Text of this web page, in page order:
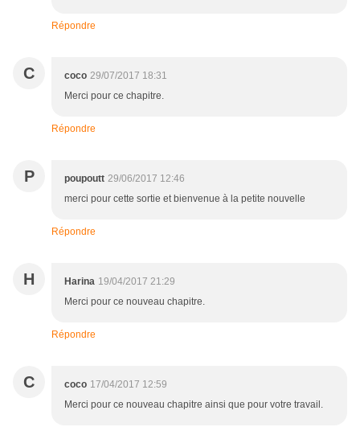
Répondre
C coco 29/07/2017 18:31
Merci pour ce chapitre.
Répondre
P poupoutt 29/06/2017 12:46
merci pour cette sortie et bienvenue à la petite nouvelle
Répondre
H Harina 19/04/2017 21:29
Merci pour ce nouveau chapitre.
Répondre
C coco 17/04/2017 12:59
Merci pour ce nouveau chapitre ainsi que pour votre travail.